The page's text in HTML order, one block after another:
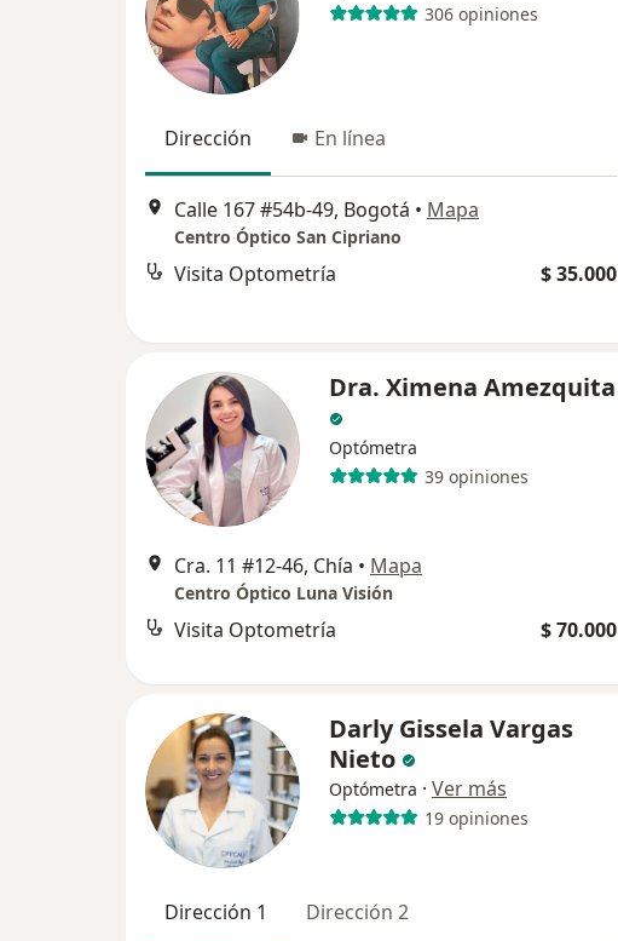
306 opiniones
Dirección En línea
Calle 167 #54b-49, Bogotá • Mapa
Centro Óptico San Cipriano
Visita Optometría $ 35.000
Dra. Ximena Amezquita
Optómetra
39 opiniones
Cra. 11 #12-46, Chía • Mapa
Centro Óptico Luna Visión
Visita Optometría $ 70.000
Darly Gissela Vargas
Nieto
Optómetra · Ver más
19 opiniones
Dirección 1 Dirección 2